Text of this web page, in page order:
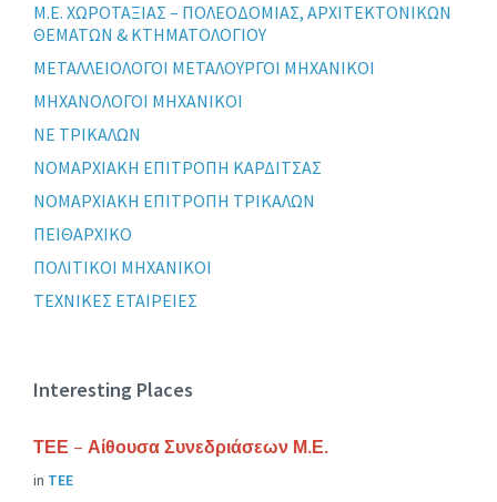
Μ.Ε. ΧΩΡΟΤΑΞΙΑΣ – ΠΟΛΕΟΔΟΜΙΑΣ, ΑΡΧΙΤΕΚΤΟΝΙΚΩΝ
ΘΕΜΑΤΩΝ & ΚΤΗΜΑΤΟΛΟΓΙΟΥ
ΜΕΤΑΛΛΕΙΟΛΟΓΟΙ ΜΕΤΑΛΟΥΡΓΟΙ ΜΗΧΑΝΙΚΟΙ
ΜΗΧΑΝΟΛΟΓΟΙ ΜΗΧΑΝΙΚΟΙ
ΝΕ ΤΡΙΚΑΛΩΝ
ΝΟΜΑΡΧΙΑΚΗ ΕΠΙΤΡΟΠΗ ΚΑΡΔΙΤΣΑΣ
ΝΟΜΑΡΧΙΑΚΗ ΕΠΙΤΡΟΠΗ ΤΡΙΚΑΛΩΝ
ΠΕΙΘΑΡΧΙΚΟ
ΠΟΛΙΤΙΚΟΙ ΜΗΧΑΝΙΚΟΙ
ΤΕΧΝΙΚΕΣ ΕΤΑΙΡΕΙΕΣ
Interesting Places
ΤΕΕ – Αίθουσα Συνεδριάσεων Μ.Ε.
in ΤΕΕ